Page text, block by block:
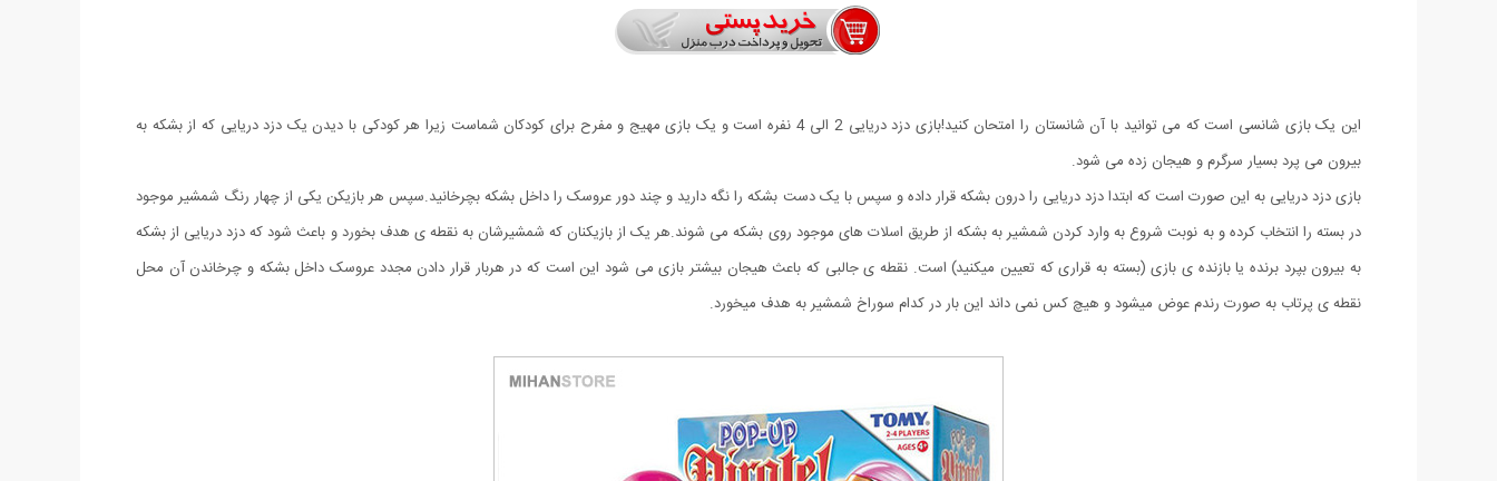
این یک بازی شانسی است که می توانید با آن شانستان را امتحان کنید!بازی دزد دریایی 2 الی 4 نفره است و یک بازی مهیج و مفرح برای کودکان شماست زیرا هر کودکی با دیدن یک دزد دریایی که از بشکه به
بیرون می پرد بسیار سرگرم و هیجان زده می شود.
بازی دزد دریایی به این صورت است که ابتدا دزد دریایی را درون بشکه قرار داده و سپس با یک دست بشکه را نگه دارید و چند دور عروسک را داخل بشکه بچرخانید.سپس هر بازیکن یکی از چهار رنگ شمشیر موجود
در بسته را انتخاب کرده و به نوبت شروع به وارد کردن شمشیر به بشکه از طریق اسلات های موجود روی بشکه می شوند.هر یک از بازیکنان که شمشیرشان به نقطه ی هدف بخورد و باعث شود که دزد دریایی از بشکه
به بیرون بپرد برنده یا بازنده ی بازی (بسته به قراری که تعیین میکنید) است. نقطه ی جالبی که باعث هیجان بیشتر بازی می شود این است که در هربار قرار دادن مجدد عروسک داخل بشکه و چرخاندن آن محل
نقطه ی پرتاب به صورت رندم عوض میشود و هیچ کس نمی داند این بار در کدام سوراخ شمشیر به هدف میخورد.